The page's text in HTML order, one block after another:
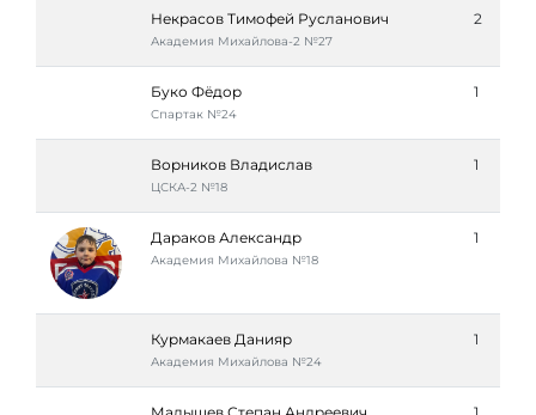
Некрасов Тимофей Русланович
Академия Михайлова-2 №27
2
Буко Фёдор
Спартак №24
1
Ворников Владислав
ЦСКА-2 №18
1
Дараков Александр
Академия Михайлова №18
1
Курмакаев Данияр
Академия Михайлова №24
1